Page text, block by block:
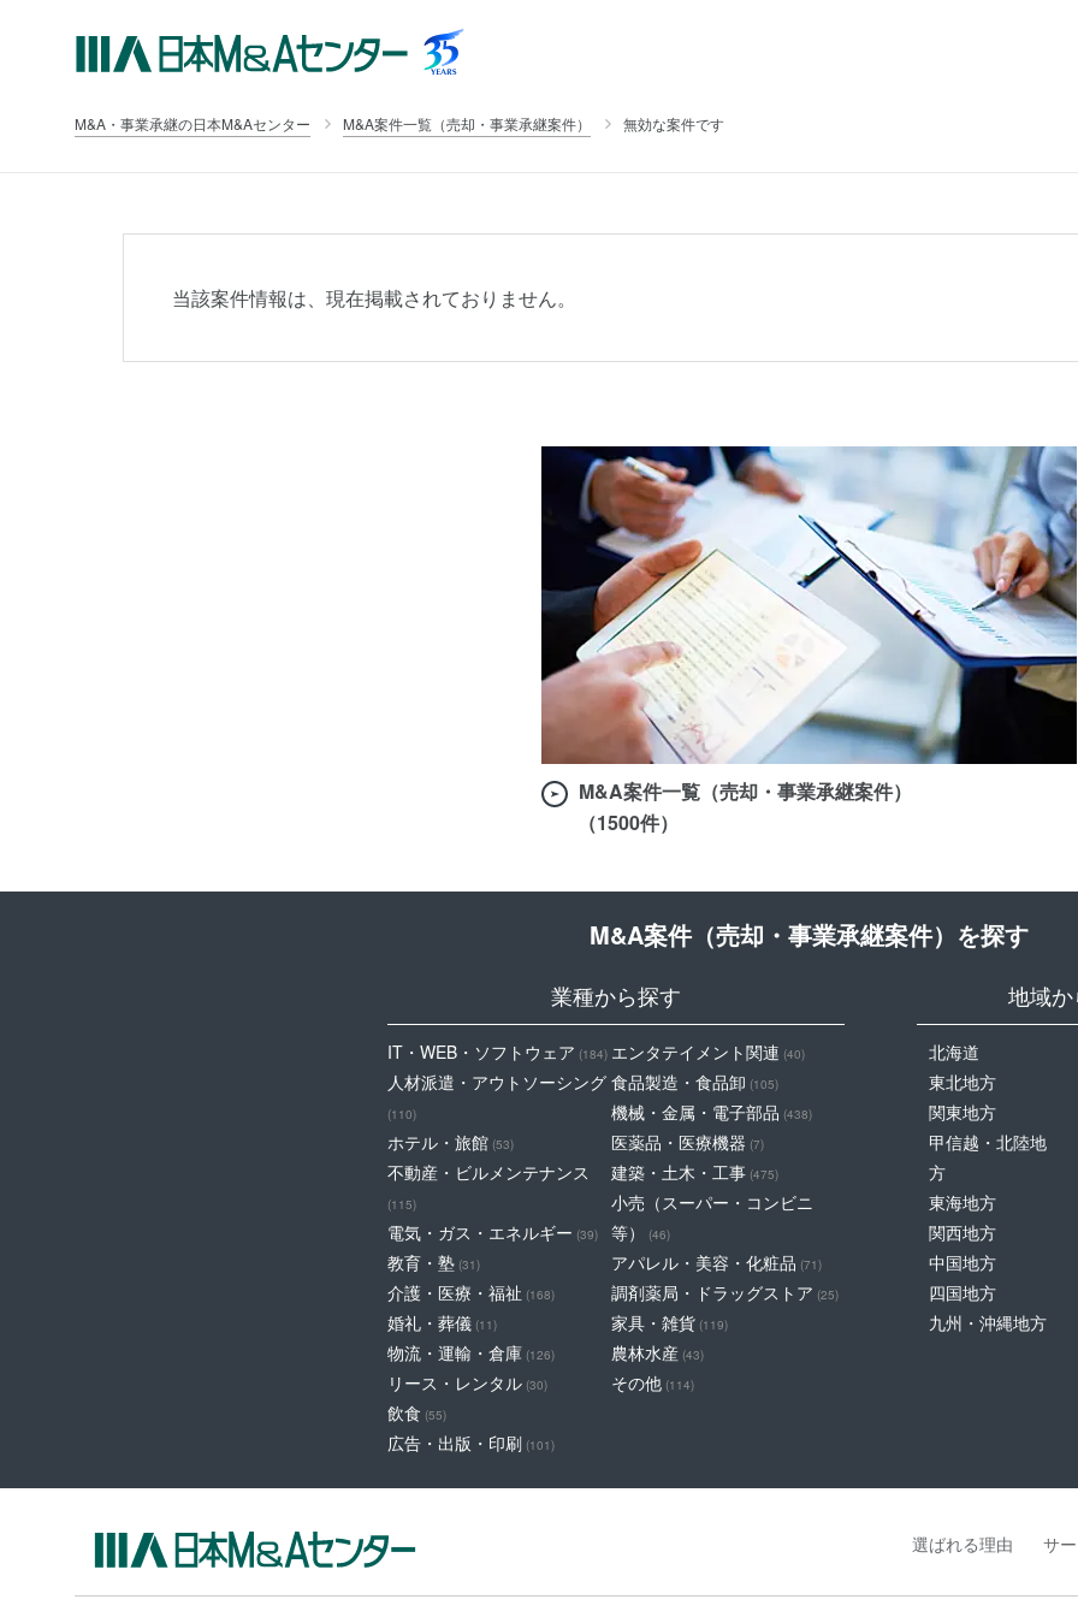
M&A・事業承継の日本M&Aセンター M&A案件一覧（売却・事業承継案件） 無効な案件です
当該案件情報は、現在掲載されておりません。
M&A案件一覧（売却・事業承継案件）
（1500件）
M&A案件（売却・事業承継案件）を探す
業種から探す
IT・WEB・ソフトウェア (184)
人材派遣・アウトソーシング
(110)
ホテル・旅館 (53)
不動産・ビルメンテナンス
(115)
電気・ガス・エネルギー (39)
教育・塾 (31)
介護・医療・福祉 (168)
婚礼・葬儀 (11)
物流・運輸・倉庫 (126)
リース・レンタル (30)
飲食 (55)
広告・出版・印刷 (101)
エンタテイメント関連 (40)
食品製造・食品卸 (105)
機械・金属・電子部品 (438)
医薬品・医療機器 (7)
建築・土木・工事 (475)
小売（スーパー・コンビニ
等）
(46)
アパレル・美容・化粧品 (71)
調剤薬局・ドラッグストア (25)
家具・雑貨 (119)
農林水産 (43)
その他 (114)
地域
北海道
東北地方
関東地方
甲信越・北陸地
方
東海地方
関西地方
中国地方
四国地方
九州・沖縄地方
選ばれる理由 サ